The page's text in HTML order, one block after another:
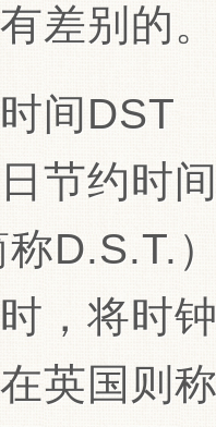
差别的
间DST
节约时
D.S.T.
，将时
英国则